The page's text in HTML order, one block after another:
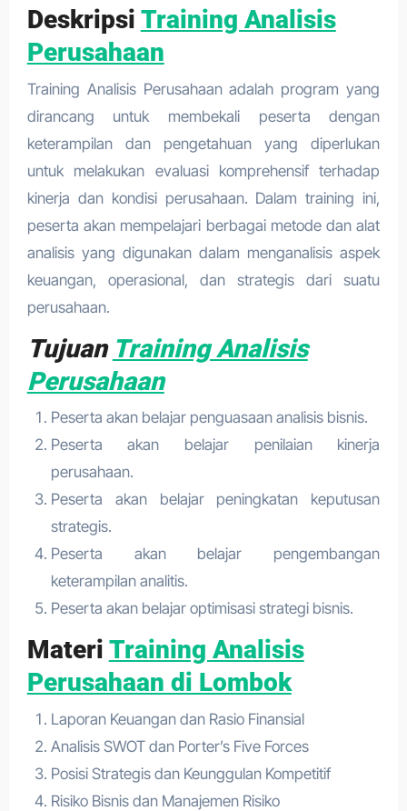
Deskripsi Training Analisis
Perusahaan
Training Analisis Perusahaan adalah program yang
dirancang untuk membekali peserta dengan
keterampilan dan pengetahuan yang diperlukan
untuk melakukan evaluasi komprehensif terhadap
kinerja dan kondisi perusahaan. Dalam training ini,
peserta akan mempelajari berbagai metode dan alat
analisis yang digunakan dalam menganalisis aspek
keuangan, operasional, dan strategis dari suatu
perusahaan.
Tujuan Training Analisis
Perusahaan
Peserta akan belajar penguasaan analisis bisnis.
Peserta akan belajar penilaian kinerja
perusahaan.
Peserta akan belajar peningkatan keputusan
strategis.
Peserta akan belajar pengembangan
keterampilan analitis.
Peserta akan belajar optimisasi strategi bisnis.
Materi Training Analisis
Perusahaan di Lombok
Laporan Keuangan dan Rasio Finansial
Analisis SWOT dan Porter’s Five Forces
Posisi Strategis dan Keunggulan Kompetitif
Risiko Bisnis dan Manajemen Risiko